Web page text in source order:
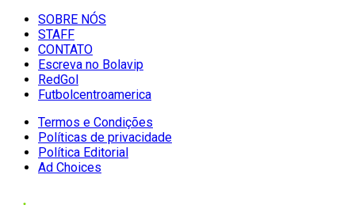
SOBRE NÓS
STAFF
CONTATO
Escreva no Bolavip
RedGol
Futbolcentroamerica
Termos e Condições
Políticas de privacidade
Política Editorial
Ad Choices